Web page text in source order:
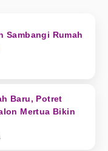
Sambangi Rumah
Baru, Potret
Mertua Bikin